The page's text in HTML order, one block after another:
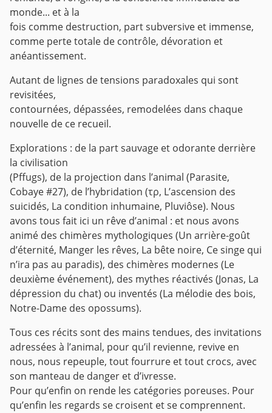
monde... et à la
fois comme destruction, part subversive et immense,
comme perte totale de contrôle, dévoration et
anéantissement.
Autant de lignes de tensions paradoxales qui sont
revisitées,
contournées, dépassées, remodelées dans chaque
nouvelle de ce recueil.
Explorations : de la part sauvage et odorante derrière
la civilisation
(Pffugs), de la projection dans l’animal (Parasite,
Cobaye #27), de l’hybridation (τρ, L’ascension des
suicidés, La condition inhumaine, Pluviôse). Nous
avons tous fait ici un rêve d’animal : et nous avons
animé des chimères mythologiques (Un arrière-goût
d’éternité, Manger les rêves, La bête noire, Ce singe qui
n’ira pas au paradis), des chimères modernes (Le
deuxième événement), des mythes réactivés (Jonas, La
dépression du chat) ou inventés (La mélodie des bois,
Notre-Dame des opossums).
Tous ces récits sont des mains tendues, des invitations
adressées à l’animal, pour qu’il revienne, revive en
nous, nous repeuple, tout fourrure et tout crocs, avec
son manteau de danger et d’ivresse.
Pour qu’enfin on rende les catégories poreuses. Pour
qu’enfin les regards se croisent et se comprennent.